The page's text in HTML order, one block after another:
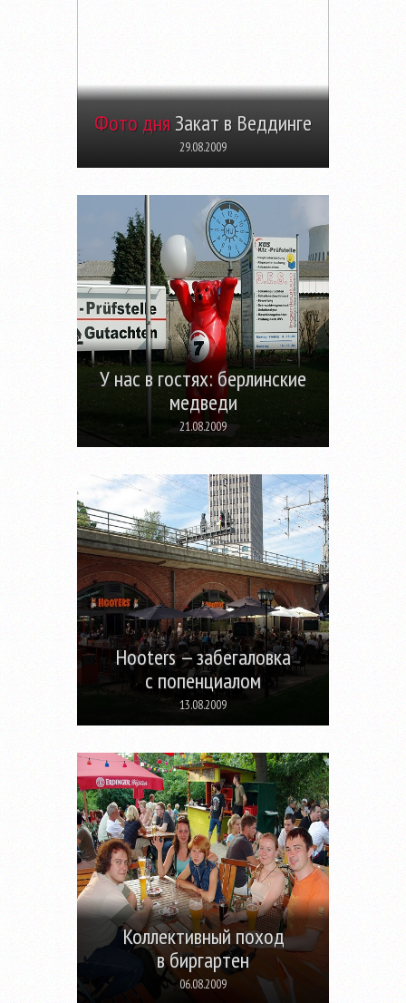
Фото дняЗакат в Веддинге
29.08.2009
У нас в гостях: берлинские
медведи
21.08.2009
Hooters — забегаловка
с попенциалом
13.08.2009
Коллективный поход
в биргартен
06.08.2009